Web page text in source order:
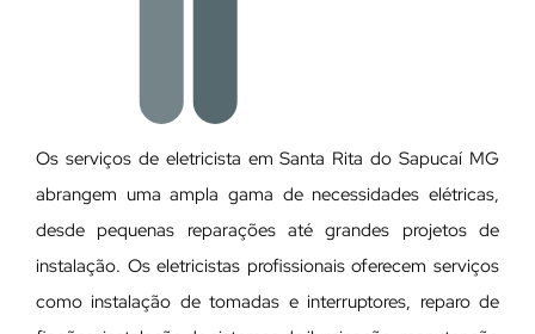
Os serviços de eletricista em Santa Rita do Sapucaí MG
abrangem uma ampla gama de necessidades elétricas,
desde pequenas reparações até grandes projetos de
instalação. Os eletricistas profissionais oferecem serviços
como instalação de tomadas e interruptores, reparo de